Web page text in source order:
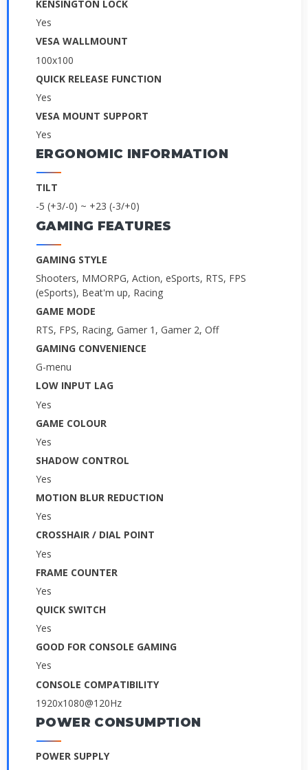
KENSINGTON LOCK
Yes
VESA WALLMOUNT
100x100
QUICK RELEASE FUNCTION
Yes
VESA MOUNT SUPPORT
Yes
ERGONOMIC INFORMATION
TILT
-5 (+3/-0) ~ +23 (-3/+0)
GAMING FEATURES
GAMING STYLE
Shooters, MMORPG, Action, eSports, RTS, FPS
(eSports), Beat'm up, Racing
GAME MODE
RTS, FPS, Racing, Gamer 1, Gamer 2, Off
GAMING CONVENIENCE
G-menu
LOW INPUT LAG
Yes
GAME COLOUR
Yes
SHADOW CONTROL
Yes
MOTION BLUR REDUCTION
Yes
CROSSHAIR / DIAL POINT
Yes
FRAME COUNTER
Yes
QUICK SWITCH
Yes
GOOD FOR CONSOLE GAMING
Yes
CONSOLE COMPATIBILITY
1920x1080@120Hz
POWER CONSUMPTION
POWER SUPPLY